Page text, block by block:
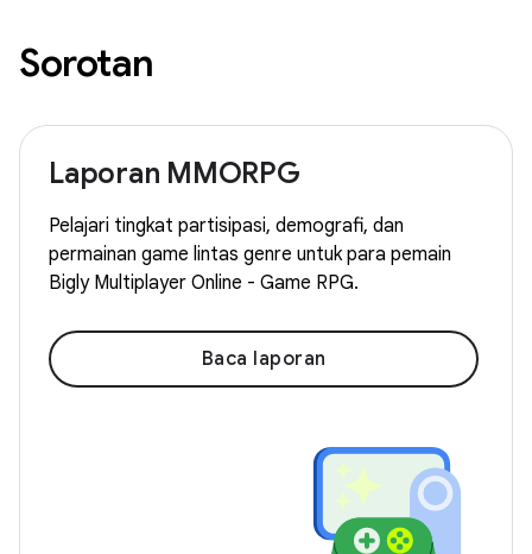
Sorotan
Laporan MMORPG
Pelajari tingkat partisipasi, demografi, dan
permainan game lintas genre untuk para pemain
Bigly Multiplayer Online - Game RPG.
Baca laporan